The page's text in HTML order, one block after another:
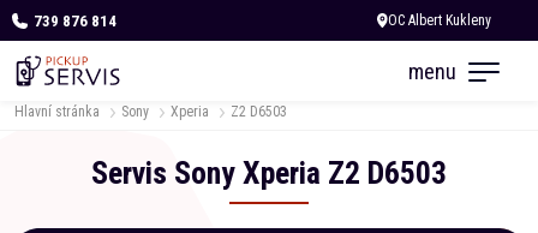
739 876 814
Zítra otevřeno od 09:00
menu
Hlavní stránka Sony Xperia Z2 D6503
Servis Sony Xperia Z2 D6503